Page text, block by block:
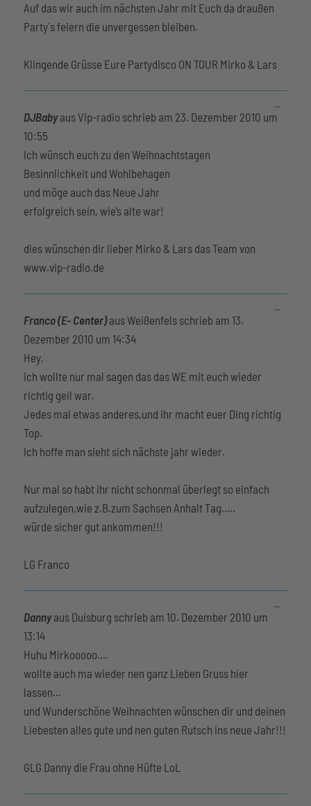
Auf das wir auch im nächsten Jahr mit Euch da draußen
Party´s feiern die unvergessen bleiben.
Klingende Grüsse Eure Partydisco ON TOUR Mirko & Lars
DJBabyaus Vip-radio schrieb am 23. Dezember 2010 um
10:55
Ich wünsch euch zu den Weihnachtstagen
Besinnlichkeit und Wohlbehagen
und möge auch das Neue Jahr
erfolgreich sein, wie’s alte war!
dies wünschen dir lieber Mirko & Lars das Team von
www.vip-radio.de
Franco (E- Center)ausWeißenfels schrieb am 13.
Dezember 2010 um 14:34
Hey,
ich wollte nur mal sagen das das WE mit euch wieder
richtig geil war.
Jedes mal etwas anderes,und ihr macht euer Ding richtig
Top.
Ich hoffe man sieht sich nächste jahr wieder.
Nur mal so habt ihr nicht schonmal überlegt so einfach
aufzulegen,wie z.B.zum Sachsen Anhalt Tag.....
würde sicher gut ankommen!!!
LG Franco
Dannyaus Duisburg schrieb am 10. Dezember 2010 um
13:14
Huhu Mirkooooo....
wollte auch ma wieder nen ganz Lieben Gruss hier
lassen...
und Wunderschöne Weihnachten wünschen dir und deinen
Liebesten alles gute und nen guten Rutsch ins neue Jahr!!!
GLG Danny die Frau ohne Hüfte LoL